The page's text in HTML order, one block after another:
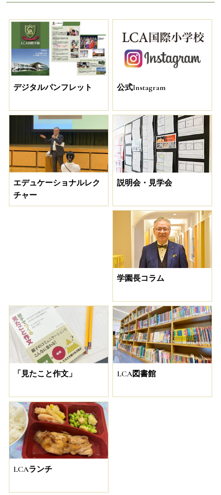
デジタルパンフレット 公式Instagram
エデュケーショナルレク
チャー
説明会・見学会
学園長コラム
「見たこと作文」 LCA図書館
LCAランチ